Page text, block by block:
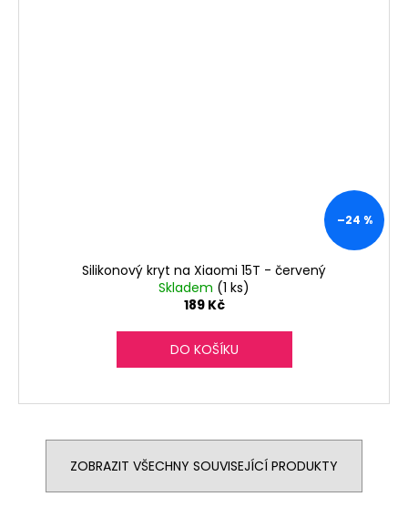
–24 %
Silikonový kryt na Xiaomi 15T - červený
Skladem (1 ks)
189 Kč
DO KOŠÍKU
ZOBRAZIT VŠECHNY SOUVISEJÍCÍ PRODUKTY